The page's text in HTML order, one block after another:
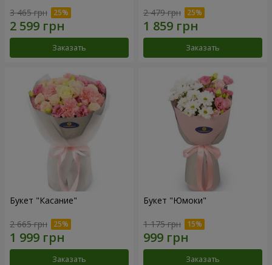
3 465 грн
Заказать
2 479 грн
Заказать
Букет "Касание"
2 665 грн
Заказать
Букет "Юмоки"
1 175 грн
Заказать